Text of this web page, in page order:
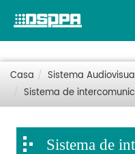
Casa Sistema
Sistema de
Sistema de